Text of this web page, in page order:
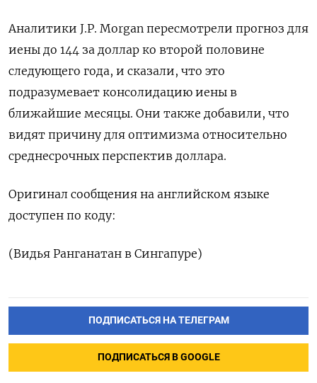
Аналитики J.P. Morgan пересмотрели прогноз для
иены до 144 за доллар ко второй половине
следующего года, и сказали, что это
подразумевает консолидацию иены в
ближайшие месяцы. Они также добавили, что
видят причину для оптимизма относительно
среднесрочных перспектив доллара.
Оригинал сообщения на английском языке
доступен по коду:
(Видья Ранганатан в Сингапуре)
ПОДПИСАТЬСЯ НА ТЕЛЕГРАМ
ПОДПИСАТЬСЯ В GOOGLE